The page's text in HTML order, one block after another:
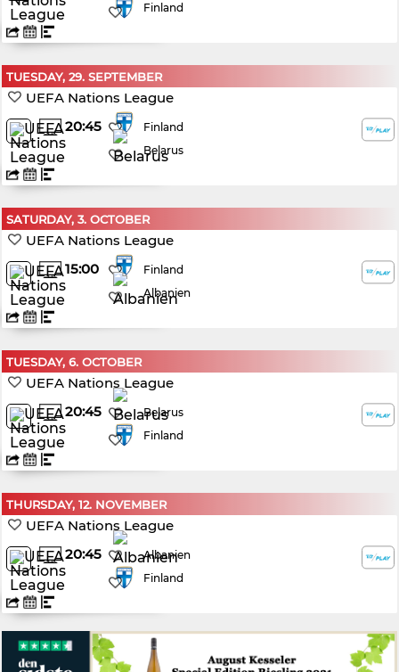
Finland
TUESDAY, 29. SEPTEMBER
UEFA Nations League
20:45
Finland
Belarus
SATURDAY, 3. OCTOBER
UEFA Nations League
15:00
Finland
Albanien
TUESDAY, 6. OCTOBER
UEFA Nations League
20:45
Belarus
Finland
THURSDAY, 12. NOVEMBER
UEFA Nations League
20:45
Albanien
Finland